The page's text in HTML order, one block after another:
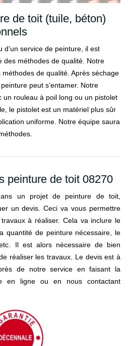
de toit (tuile, béton)
service de peinture, il est
des méthodes de qualité. Notre
de qualité. Après séchage
peut s’entamer. Notre
un rouleau à poil long ou un pistolet
le pistolet est un matériel plus sûr
uniforme. Notre équipe saura
peinture de toit 08270
un projet de peinture de toit,
un devis. Ceci va vous permettre
à réaliser. Cela va inclure le
quantité de peinture nécessaire, le
Il est alors nécessaire de bien
réaliser les travaux. Le devis est à
de notre service en faisant la
en ligne ou en nous contactant